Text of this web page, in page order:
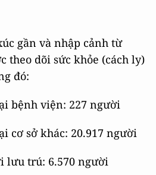
gần và nhập cảnh từ
theo dõi sức khỏe (cách ly)
đó:
bệnh viện: 227 người
cơ sở khác: 20.917 người
lưu trú: 6.570 người